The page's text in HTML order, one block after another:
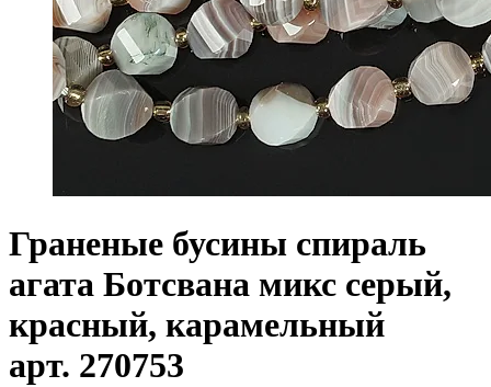
Граненые бусины спираль
агата Ботсвана микс серый,
красный, карамельный
арт. 270753